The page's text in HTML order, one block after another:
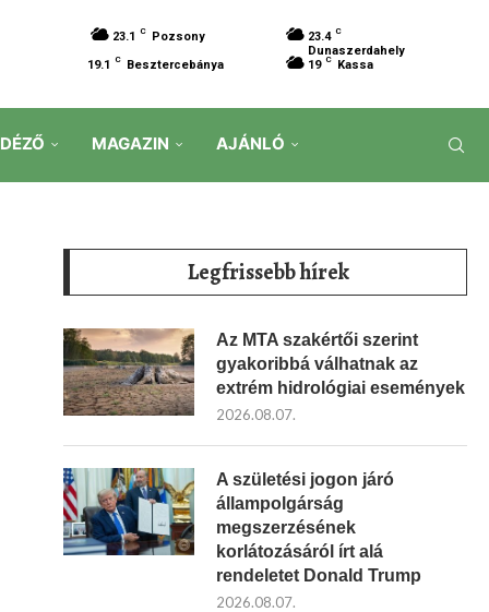
23.1 C Pozsony 23.4 C
Dunaszerdahely
19.1 C Besztercebánya 19 C Kassa
MAGAZIN AJÁNLÓ
Legfrissebb hírek
Az MTA szakértői szerint
gyakoribbá válhatnak az
extrém hidrológiai események
2026.08.07.
A születési jogon járó
állampolgárság
megszerzésének
korlátozásáról írt alá
rendeletet Donald Trump
2026.08.07.